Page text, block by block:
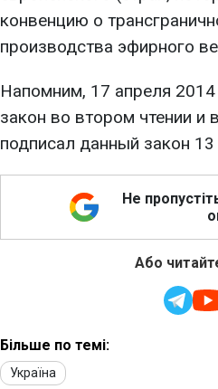
конвенцию о
производства эфирного
Напомним, 17 апреля
закон во втором чтении и
подписал данный закон 13
Не
Або
Більше по темі:
Україна